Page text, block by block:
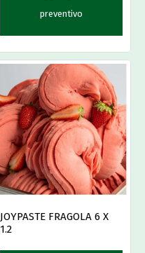
preventivo
JOYPASTE FRAGOLA 6 X
1.2